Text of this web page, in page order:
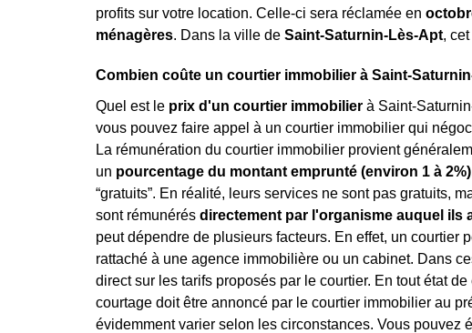
profits sur votre location. Celle-ci sera réclamée en
ménagères. Dans la ville de Saint-Saturnin-Lès-Apt,
Combien coûte un courtier immobilier à Saint-
Quel est le prix d'un courtier immobilier à Saint-
vous pouvez faire appel à un courtier immobilier qui
La rémunération du courtier immobilier provient
un pourcentage du montant emprunté (environ 1 à 2%)
“gratuits”. En réalité, leurs services ne sont pas gratuits,
sont rémunérés directement par l'organisme auquel ils
peut dépendre de plusieurs facteurs. En effet, un
rattaché à une agence immobilière ou un cabinet. Dans
direct sur les tarifs proposés par le courtier. En tout état
courtage doit être annoncé par le courtier immobilier au
évidemment varier selon les circonstances. Vous